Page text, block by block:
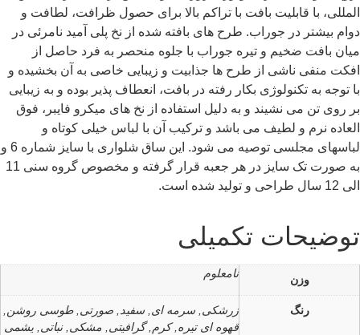
المللی، با قابلیت بافت با تراکم بالا برای حصول ظرافت، لطافت و
دوام بیشتر در جوراب. طرح های بافته شده از نخ پلی آمید نامرئی در
میان بافت ضخیم و تیره جوراب با جلوه منحصر به فرد حاصل از
افکت منفی ناشی از طرح ها جذابیت و زیبایی خاصی به آن بخشیده و
با توجه به تکنولوژی بکار رفته در بافت، انعطاف پذیر بوده و به زیبایی
بر روی تن می نشیند و به دلیل استفاده از نخ های میکرو فایبر، فوق
العاده نرم و لطیف می باشد و ترکیب آن با لباس خیلی کوتاه و
لباسهای مجلسی توصیه می شود. این ساق شلواری با سایز شماره 6 و
به صورت تک سایز در هر جعبه قرار گرفته و مخصوص گروه سنی 11
الی 12 سال طراحی و تولید شده است.
توضیحات تکمیلی
وزن نامعلوم
رنگ
زرشکی, سرمه ای, سفید, صورتی, طوسی روشن,
قهوه ای تیره, کرم, گرافیتی, مشکی, نباتی, یشمی